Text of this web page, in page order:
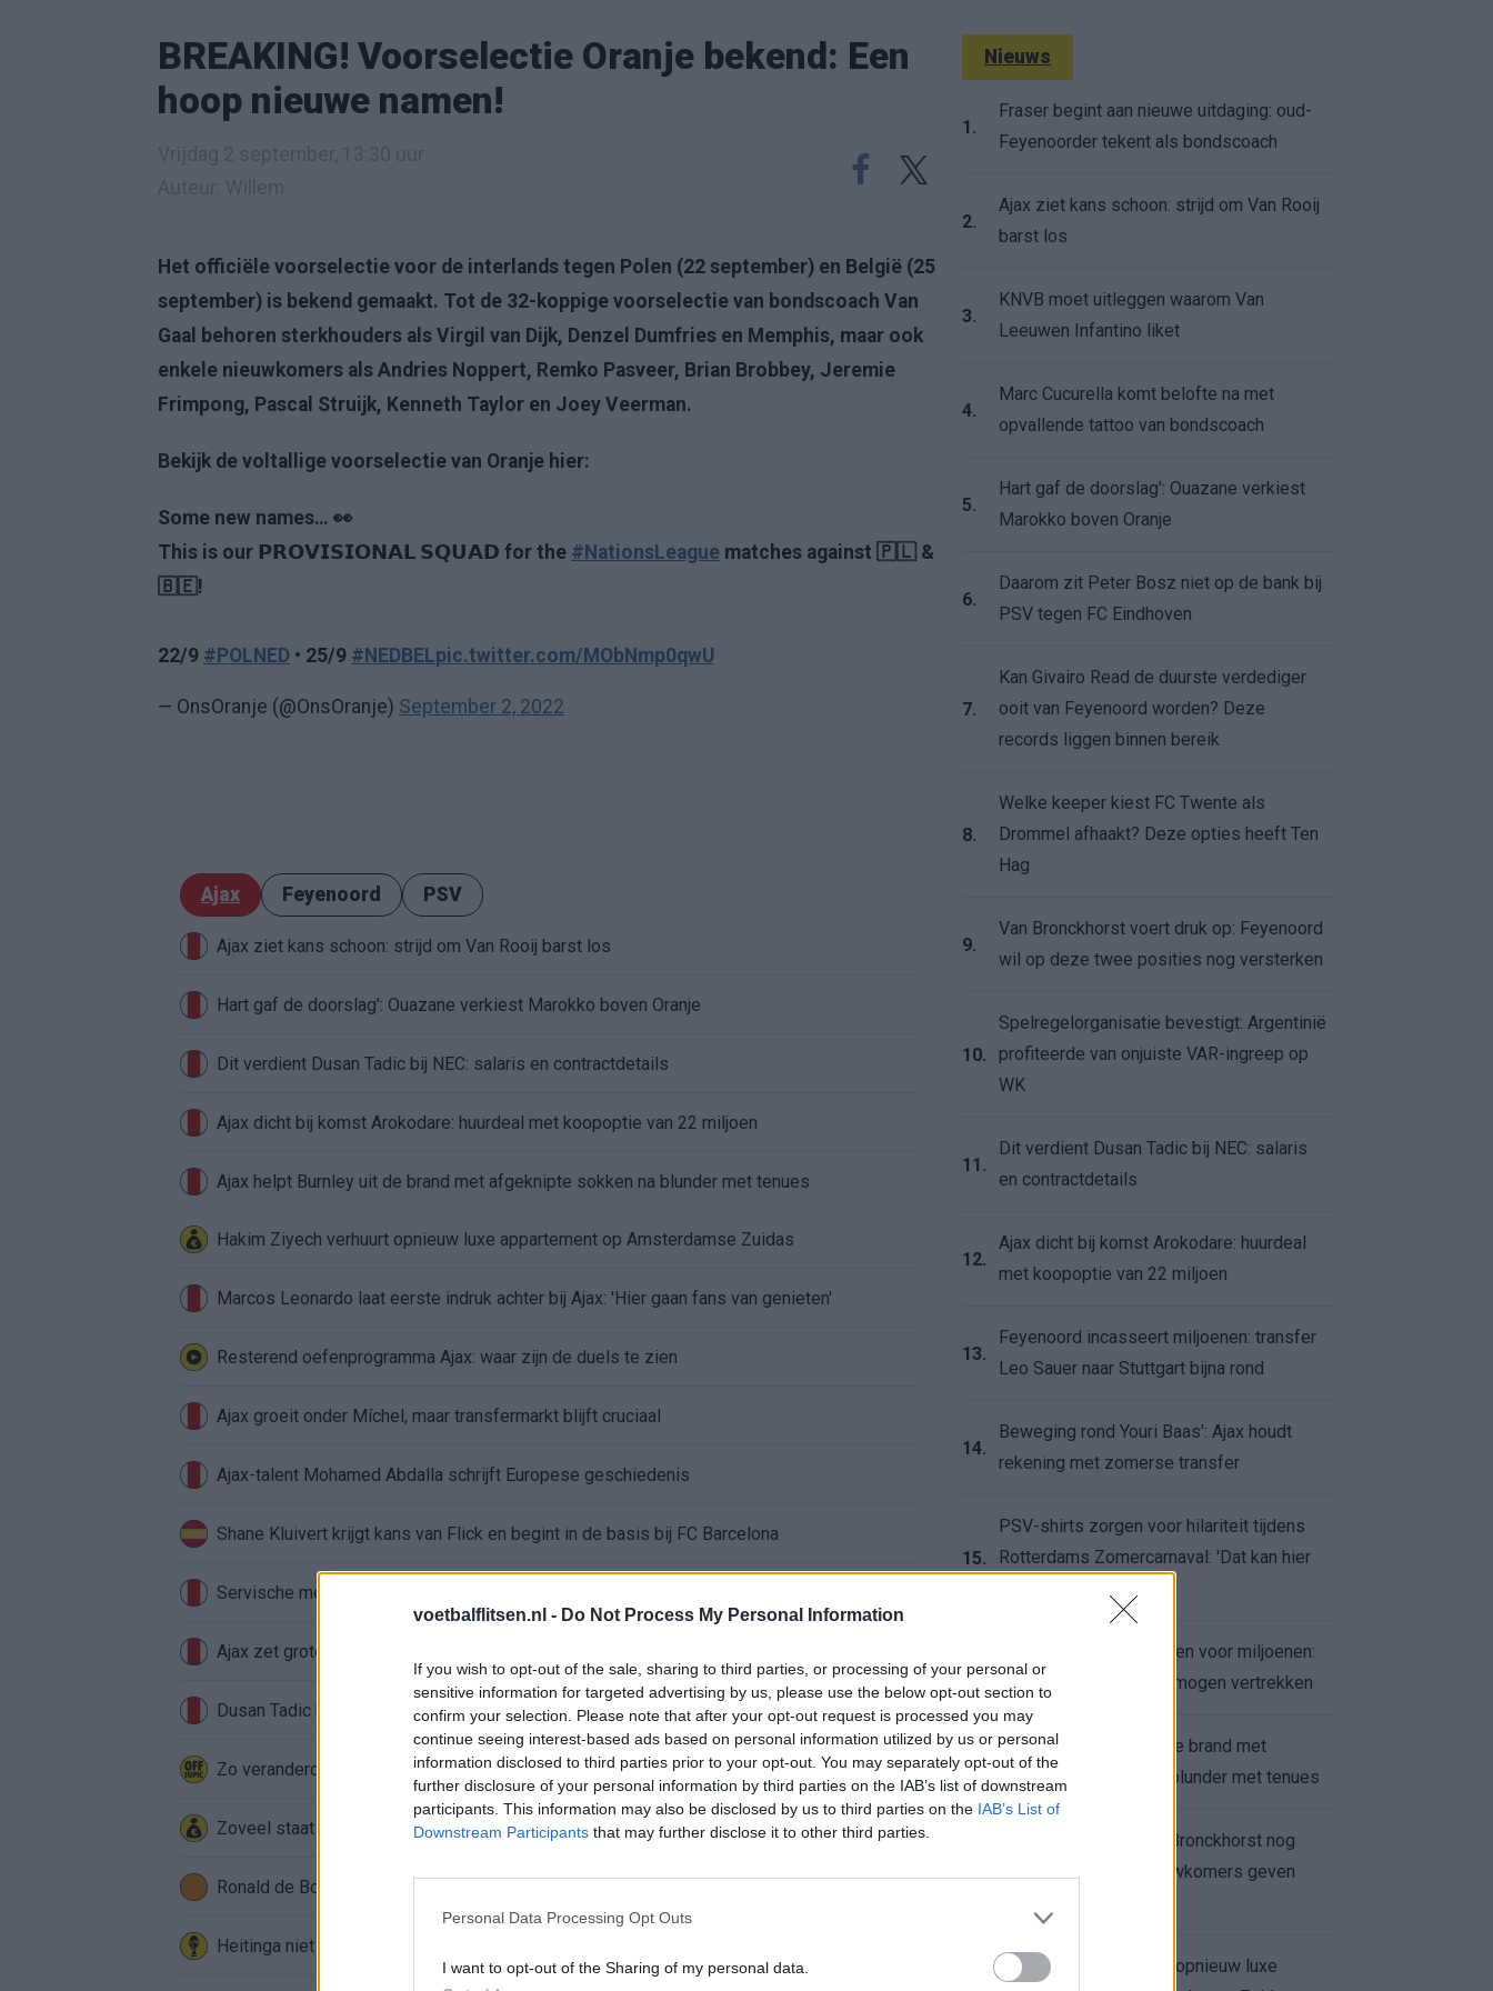
voetbalflitsen.nl - Do Not Process My Personal Information
If you wish to opt-out of the sale, sharing to third parties, or processing of your personal or
sensitive information for targeted advertising by us, please use the below opt-out section to
confirm your selection. Please note that after your opt-out request is processed you may
continue seeing interest-based ads based on personal information utilized by us or personal
information disclosed to third parties prior to your opt-out. You may separately opt-out of the
further disclosure of your personal information by third parties on the IAB’s list of downstream
participants. This information may also be disclosed by us to third parties on the IAB’s List of
Downstream Participants that may further disclose it to other third parties.
Personal Data Processing Opt Outs
I want to opt-out of the Sharing of my personal data.
BREAKING! Voorselectie Oranje bekend: Een
hoop nieuwe namen!
Het officiële voorselectie voor de interlands tegen Polen (22 september) en België (25
september) is bekend gemaakt. Tot de 32-koppige voorselectie van bondscoach Van
Gaal behoren sterkhouders als Virgil van Dijk, Denzel Dumfries en Memphis, maar ook
enkele nieuwkomers als Andries Noppert, Remko Pasveer, Brian Brobbey, Jeremie
Frimpong, Pascal Struijk, Kenneth Taylor en Joey Veerman.
Bekijk de voltallige voorselectie van Oranje hier:
Some new names… 👀
This is our 𝗣𝗥𝗢𝗩𝗜𝗦𝗜𝗢𝗡𝗔𝗟 𝗦𝗤𝗨𝗔𝗗 for the #NationsLeague matches against 🇵🇱 &
🇧🇪!
22/9 #POLNED • 25/9 #NEDBELpic.twitter.com/MObNmp0qwU
— OnsOranje (@OnsOranje) September 2, 2022
Ajax Feyenoord PSV
Ajax ziet kans schoon: strijd om Van Rooij barst los
Hart gaf de doorslag': Ouazane verkiest Marokko boven Oranje
Dit verdient Dusan Tadic bij NEC: salaris en contractdetails
Ajax dicht bij komst Arokodare: huurdeal met koopoptie van 22 miljoen
Ajax helpt Burnley uit de brand met afgeknipte sokken na blunder met tenues
Hakim Ziyech verhuurt opnieuw luxe appartement op Amsterdamse Zuidas
Marcos Leonardo laat eerste indruk achter bij Ajax: 'Hier gaan fans van genieten'
Resterend oefenprogramma Ajax: waar zijn de duels te zien
Ajax groeit onder Míchel, maar transfermarkt blijft cruciaal
Ajax-talent Mohamed Abdalla schrijft Europese geschiedenis
Shane Kluivert krijgt kans van Flick en begint in de basis bij FC Barcelona
Servische media vergelijken Ajax-talent Abdellah Ouazane met Lionel Messi
Ajax zet grote stap richting volgende ronde na ruime zege op Vojvodina
Dusan Tadic kijkt met bijzondere gevoelens naar Ajax - Vojvodina
Zo veranderde de relatie tussen Rafael van der Vaart en Sylvie Meis door de jaren heen
Zoveel staat er financieel op het spel voor Ajax en FC Twente in Europa
Ronald de Boer noemt Reiziger als bondscoach: "Kampioen met Jong Ajax"
Heitinga niet langer alleen: Argentijn schrijft geschiedenis met rode kaart in WK-finale
Nieuws
1.
Fraser begint aan nieuwe uitdaging: oud-
Feyenoorder tekent als bondscoach
2.
Ajax ziet kans schoon: strijd om Van Rooij
barst los
3.
KNVB moet uitleggen waarom Van
Leeuwen Infantino liket
4.
Marc Cucurella komt belofte na met
opvallende tattoo van bondscoach
5.
Hart gaf de doorslag': Ouazane verkiest
Marokko boven Oranje
6.
Daarom zit Peter Bosz niet op de bank bij
PSV tegen FC Eindhoven
7.
Kan Givairo Read de duurste verdediger
ooit van Feyenoord worden? Deze
records liggen binnen bereik
8.
Welke keeper kiest FC Twente als
Drommel afhaakt? Deze opties heeft Ten
Hag
9.
Van Bronckhorst voert druk op: Feyenoord
wil op deze twee posities nog versterken
10.
Spelregelorganisatie bevestigt: Argentinië
profiteerde van onjuiste VAR-ingreep op
WK
11.
Dit verdient Dusan Tadic bij NEC: salaris
en contractdetails
12.
Ajax dicht bij komst Arokodare: huurdeal
met koopoptie van 22 miljoen
13.
Feyenoord incasseert miljoenen: transfer
Leo Sauer naar Stuttgart bijna rond
14.
Beweging rond Youri Baas': Ajax houdt
rekening met zomerse transfer
15.
PSV-shirts zorgen voor hilariteit tijdens
Rotterdams Zomercarnaval: 'Dat kan hier
16.
Feyenoord zet deur open voor miljoenen:
Ueda en Hadj Moussa mogen vertrekken
17.
Ajax helpt Burnley uit de brand met
afgeknipte sokken na blunder met tenues
Feyenoord onder Van Bronckhorst nog
altijd ongeslagen: nieuwkomers geven
Hakim Ziyech verhuurt opnieuw luxe